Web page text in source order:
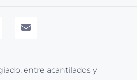
entre acantilados y